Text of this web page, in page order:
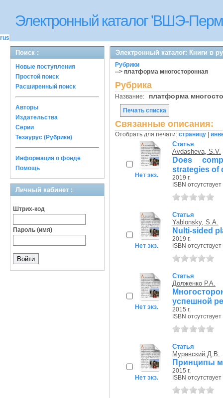
Электронный каталог 'ВШЭ-
rus
Поиск :
Новые поступления
Простой поиск
Расширенный поиск
Авторы
Издательства
Серии
Тезаурус (Рубрики)
Информация о фонде
Помощь
Личный кабинет :
Штрих-код
Пароль (имя)
Электронный каталог: Книги в
Рубрики
--> платформа многосторонная
Рубрика
Название: платформа
Печать списка
Связанные описания:
Отобрать для печати: страницу
Нет экз.
Статья
Avdasheva, S.V.
Does
strategies of
2019 г.
ISBN отсутствует
Нет экз.
Статья
Yablonsky, S.A.
Nulti-sided
2019 г.
ISBN отсутствует
Нет экз.
Статья
Долженко Р.А.
успешной
2015 г.
ISBN отсутствует
Нет экз.
Статья
Муравский Д.В.
Принципы
2015 г.
ISBN отсутствует